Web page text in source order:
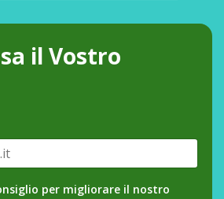
il Vostro
per migliorare il nostro